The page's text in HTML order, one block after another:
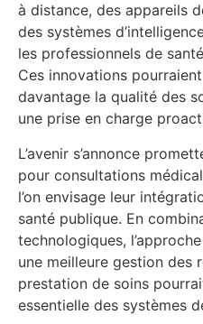
à distance, des appareils
des systèmes
les professionnels de
Ces innovations
davantage la qualité des
une prise en charge
L’avenir s’annonce
pour consultations
l’on envisage leur
santé publique. En
technologiques,
une meilleure gestion des
prestation de soins
essentielle des systèmes